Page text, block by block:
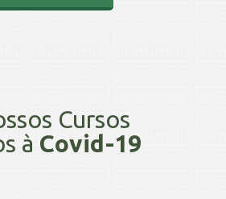
Cursos
à Covid-19